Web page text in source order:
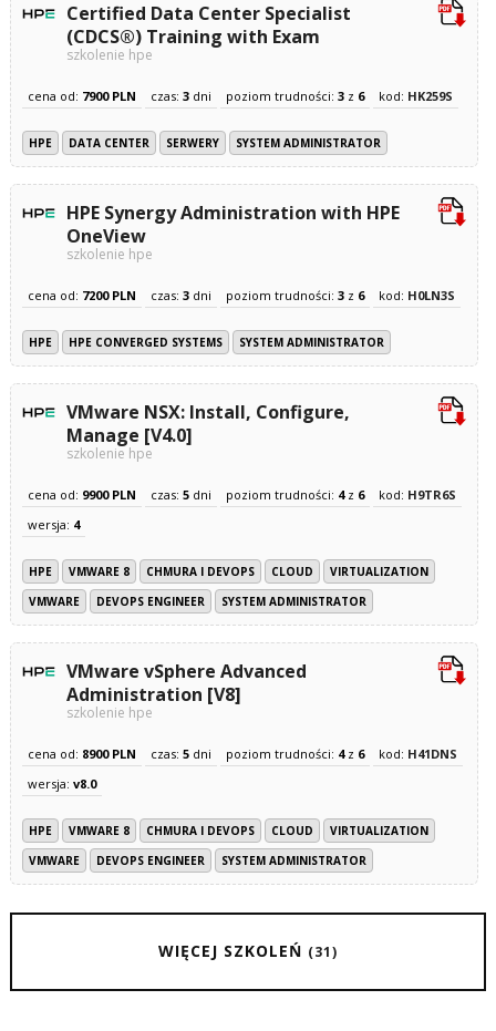
Certified Data Center Specialist
(CDCS®) Training with Exam
szkolenie hpe
cena od: 7900 PLN czas: 3dni poziom trudności: 3z 6 kod: HK259S
HPE DATA CENTER SERWERY SYSTEM ADMINISTRATOR
HPE Synergy Administration with HPE
OneView
szkolenie hpe
cena od: 7200 PLN czas: 3dni poziom trudności: 3z 6 kod: H0LN3S
HPE HPE CONVERGED SYSTEMS SYSTEM ADMINISTRATOR
VMware NSX: Install, Configure,
Manage [V4.0]
szkolenie hpe
cena od: 9900 PLN czas: 5dni poziom trudności: 4z 6 kod: H9TR6S
wersja: 4
HPE VMWARE 8 CHMURA I DEVOPS CLOUD
VIRTUALIZATION
VMWARE
DEVOPS ENGINEER SYSTEM ADMINISTRATOR
VMware vSphere Advanced
Administration [V8]
szkolenie hpe
cena od: 8900 PLN czas: 5dni poziom trudności: 4z 6 kod: H41DNS
wersja: v8.0
HPE VMWARE 8 CHMURA I DEVOPS CLOUD
VIRTUALIZATION
VMWARE
DEVOPS ENGINEER SYSTEM ADMINISTRATOR
WIĘCEJ SZKOLEŃ (31)